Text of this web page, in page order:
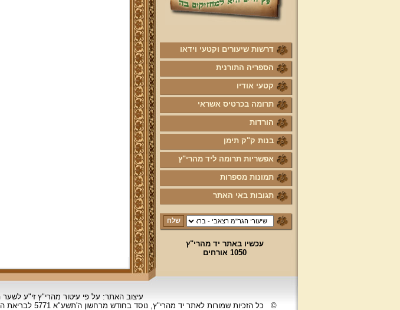
דרשות שיעורים וקטעי וידאו
הספריה התורנית
קטעי אודיו
תרומה בכרטיס אשראי
הורדות
בנות ק"ק תימן
אפשריות תרומה ליד מהרי"ץ
תמונות מספרות
תגובות באי האתר
עכשיו באתר יד מהרי"ץ
1050 אורחים
עיצוב האתר: על פי עיטור מהרי"ץ זי"ע
©
כל הזכיות שמורות לאתר יד מהרי"ץ, נוסד בחודש מרחשוןה'תשע"א 5771 לבריאת העולם, ב'שכ"ב 2322 לשטרות, 2010 למניינם.